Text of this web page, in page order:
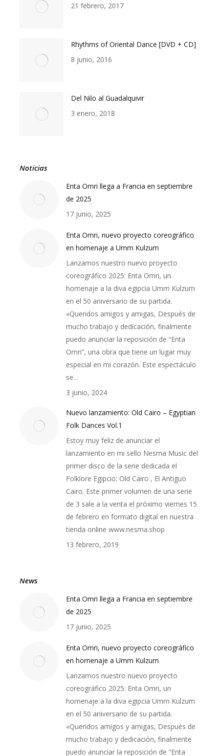
21 febrero, 2017
Rhythms of Oriental Dance [DVD + CD]
8 junio, 2016
Del Nilo al Guadalquivir
3 enero, 2018
Noticias
Enta Omri llega a Francia en septiembre
de 2025
17 junio, 2025
Enta Omri, nuevo proyecto coreográfico
en homenaje a Umm Kulzum
Lanzamos nuestro nuevo proyecto
coreográfico 2025: Enta Omri, un
homenaje a la diva egipcia Umm Kulzum
en el 50 aniversario de su partida.
«Queridos amigos y amigas, Después de
mucho trabajo y dedicación, finalmente
puedo anunciar la reposición de “Enta
Omri”, una obra que tiene un lugar muy
especial en mi corazón. Este espectáculo
se…
3 junio, 2024
Nuevo lanzamiento: Old Cairo – Egyptian
Folk Dances Vol.1
Estoy muy feliz de anunciar el
lanzamiento en mi sello Nesma Music del
primer disco de la serie dedicada el
Folklore Egipcio: Old Cairo , El Antiguo
Cairo. Este primer volumen de una serie
de 3 sale a la venta el próximo viernes 15
de febrero en formato digital en nuestra
tienda online www.nesma.shop
13 febrero, 2019
News
Enta Omri llega a Francia en septiembre
de 2025
17 junio, 2025
Enta Omri, nuevo proyecto coreográfico
en homenaje a Umm Kulzum
Lanzamos nuestro nuevo proyecto
coreográfico 2025: Enta Omri, un
homenaje a la diva egipcia Umm Kulzum
en el 50 aniversario de su partida.
«Queridos amigos y amigas, Después de
mucho trabajo y dedicación, finalmente
puedo anunciar la reposición de “Enta